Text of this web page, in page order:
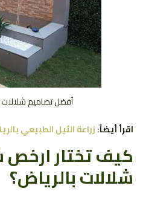
أفضل تصاميم شلالات
اقرأ أيضاً:زراعة الثيل الطبيعي
كيف تختار
شلالات بالرياض؟